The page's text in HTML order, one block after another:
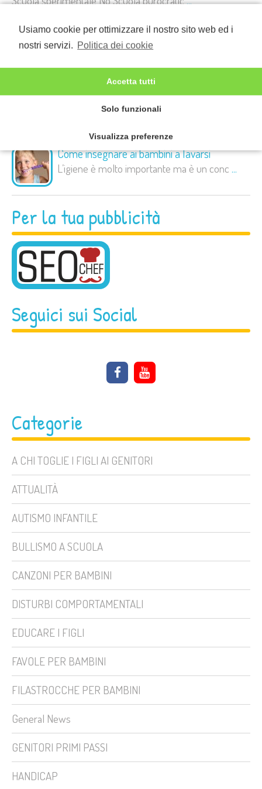
Usiamo cookie per ottimizzare il nostro sito web ed i
nostri servizi. Politica dei cookie
Accetta tutti
Solo funzionali
Visualizza preferenze
La didattica a distanza
Imparare ad utilizzare un personal compu
scaramanzia
Come insegnare ai bambini a lavarsi
L’igiene è molto importante ma è un conc ...
Per la tua pubblicità
Seguici sui Social
Categorie
A CHI TOGLIE I FIGLI AI GENITORI
ATTUALITÀ
AUTISMO INFANTILE
BULLISMO A SCUOLA
CANZONI PER BAMBINI
DISTURBI COMPORTAMENTALI
EDUCARE I FIGLI
FAVOLE PER BAMBINI
FILASTROCCHE PER BAMBINI
General News
GENITORI PRIMI PASSI
HANDICAP